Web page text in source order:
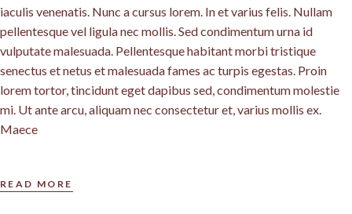
iaculis venenatis. Nunc a cursus lorem. In et varius felis. Nullam
pellentesque vel ligula nec mollis. Sed condimentum urna id
vulputate malesuada. Pellentesque habitant morbi tristique
senectus et netus et malesuada fames ac turpis egestas. Proin
lorem tortor, tincidunt eget dapibus sed, condimentum molestie
mi. Ut ante arcu, aliquam nec consectetur et, varius mollis ex.
Maece
READ MORE